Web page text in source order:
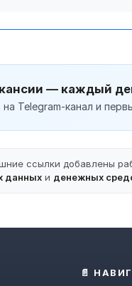
— каждый
Telegram-канал и
ссылки добавлены
данных и денежных
📄